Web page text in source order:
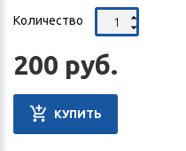
Количество
200 руб.
КУПИТЬ